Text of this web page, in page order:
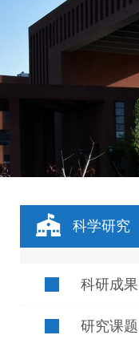
科学研究
科研成果
研究课题